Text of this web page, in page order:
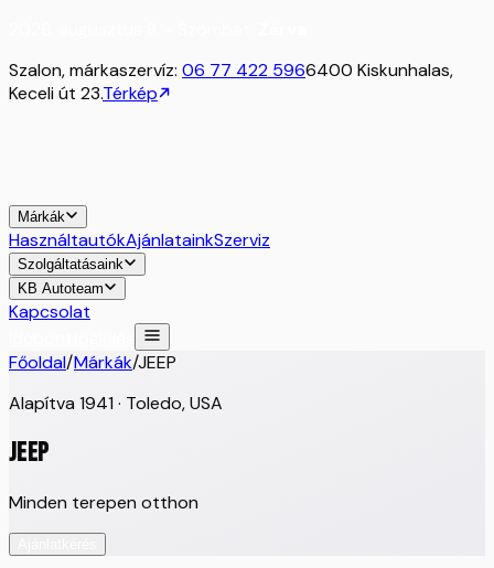
Szalon, márkaszervíz: 06 77 422 5966400 Kiskunhalas,
Keceli út 23.Térkép
Márkák
HasználtautókAjánlatainkSzerviz
Szolgáltatásaink
KB Autoteam
Kapcsolat
Főoldal/Márkák/JEEP
Alapítva1941· Toledo, USA
JEEP
Minden terepen otthon